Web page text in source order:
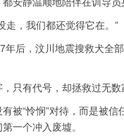
安静温顺地陪伴在训导员
走，我们都还觉得它在。”
，只有代号，却拯救过无数
被“怜悯”对待，而是被信
一个冲入废墟。